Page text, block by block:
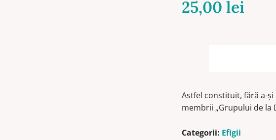
25,00 lei
Astfel constituit, fără a-
membrii „Grupului de la
Categorii: Efigii